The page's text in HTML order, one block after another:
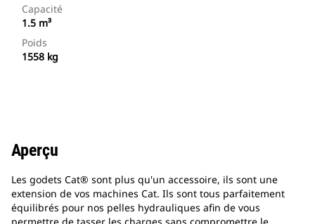
Capacité
1.5 m³
Poids
1558 kg
Aperçu
Les godets Cat® sont plus qu'un accessoire, ils sont une
extension de vos machines Cat. Ils sont tous parfaitement
équilibrés pour nos pelles hydrauliques afin de vous